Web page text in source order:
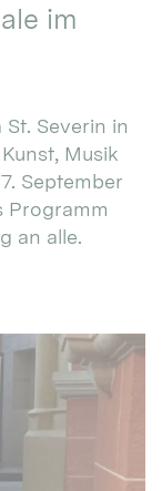
im
Severin in
Musik
September
Programm
an alle.